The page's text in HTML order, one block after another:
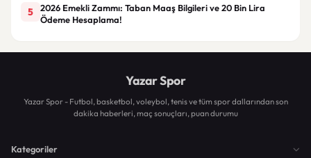
5
2026 Emekli Zammı: Taban Maaş Bilgileri ve 20 Bin Lira
Ödeme Hesaplama!
Yazar Spor
Yazar Spor - Futbol, basketbol, voleybol, tenis ve tüm spor dallarından son
dakika haberleri, maç sonuçları, puan durumu
Kategoriler